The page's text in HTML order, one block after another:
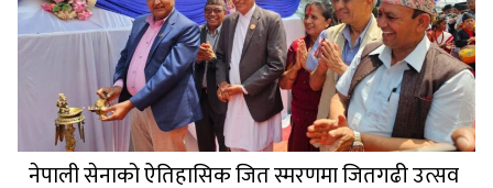
नेपाली सेनाको ऐतिहासिक जित स्मरणमा जितगढी उत्सव